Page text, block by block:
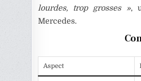
lourdes, trop grosses »,
Mercedes.
Aspect